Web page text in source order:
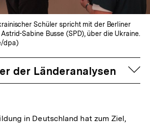
Schüler spricht mit der Berliner
Sabine Busse (SPD), über die Ukraine.
dpa)
der Länderanalysen
in Deutschland hat zum Ziel,